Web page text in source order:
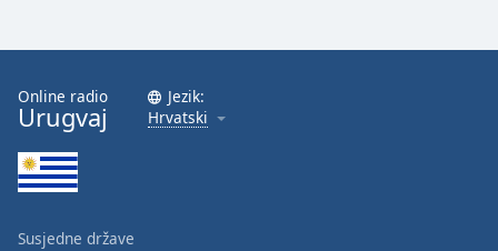
Online radio
Urugvaj
Jezik:
Hrvatski
Susjedne države